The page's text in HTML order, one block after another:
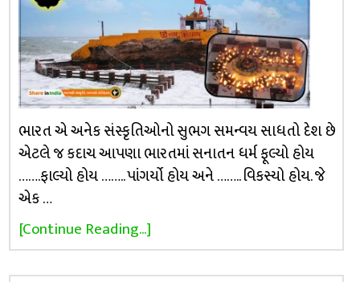
ભારત એ અનેક સંસ્કૃતિઓનો સુભગ સમન્વય સાધતો દેશ છે
એટલે જ કદાચ આપણા ભારતમાં સનાતન ધર્મ ફૂલ્યો હોય
…….ફાલ્યો હોય …….. પાંગર્યો હોય અને …….. વિકસ્યો હોય. જે
એક …
[Continue Reading...]